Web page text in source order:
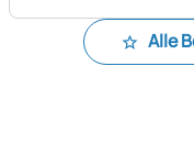
Alle